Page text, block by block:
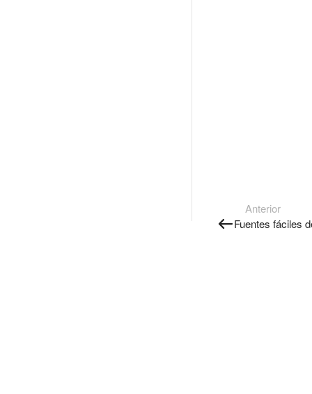
Anterior
Fuentes fáciles